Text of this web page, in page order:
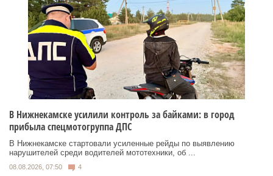
В Нижнекамске усилили контроль за байками: в город
прибыла спецмотогруппа ДПС
В Нижнекамске стартовали усиленные рейды по выявлению
нарушителей среди водителей мототехники, об ...
08.08.2026, 07:50 4